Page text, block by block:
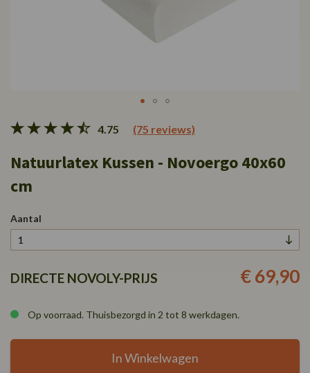
4.75 (75 reviews)
Natuurlatex Kussen - Novoergo 40x60
cm
Aantal
DIRECTE NOVOLY-PRIJS € 69,90
Op voorraad. Thuisbezorgd in 2 tot 8 werkdagen.
In Winkelwagen
naar
begin
de
gallerij